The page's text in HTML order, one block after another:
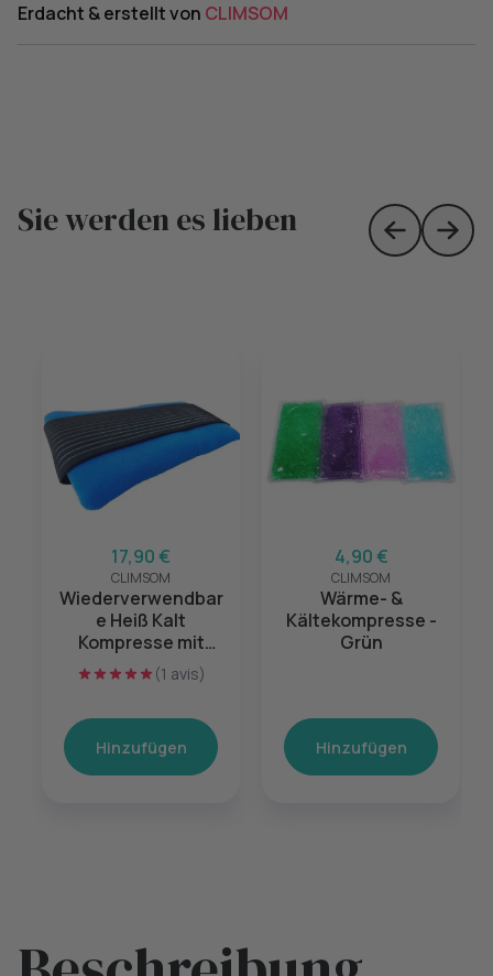
Erdacht & erstellt von CLIMSOM
Sie werden es lieben
Skip toSkip
17,90 €
CLIMSOM
Wiederverwendbar
e Heiß Kalt
Kompresse mit
Klettverschluss
(1 avis)
Hinzufügen
4,90 €
CLIMSOM
Wärme- &
Kältekompresse -
Grün
Hinzufügen